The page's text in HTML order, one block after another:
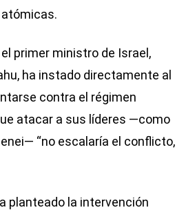
primer ministro de Israel,
ha instado directamente al
contra el régimen
atacar a sus líderes —como
“no escalaría el conflicto,
planteado la intervención